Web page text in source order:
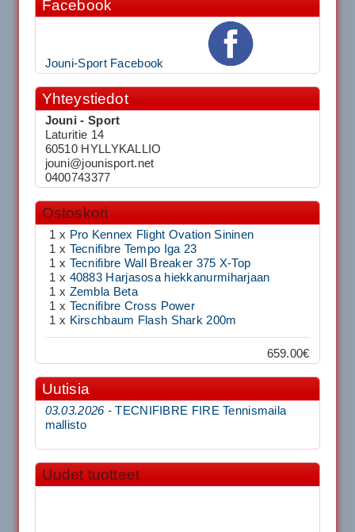
Facebook
Jouni-Sport Facebook
Yhteystiedot
Jouni - Sport
Laturitie 14
60510 HYLLYKALLIO
jouni@jounisport.net
0400743377
Ostoskori
1 x Pro Kennex Flight Ovation Sininen
1 x Tecnifibre Tempo Iga 23
1 x Tecnifibre Wall Breaker 375 X-Top
1 x 40883 Harjasosa hiekkanurmiharjaan
1 x Zembla Beta
1 x Tecnifibre Cross Power
1 x Kirschbaum Flash Shark 200m
659.00€
Uutisia
03.03.2026 -TECNIFIBRE FIRE Tennismaila
mallisto
Uudet tuotteet